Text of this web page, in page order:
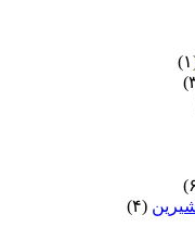
(۴)